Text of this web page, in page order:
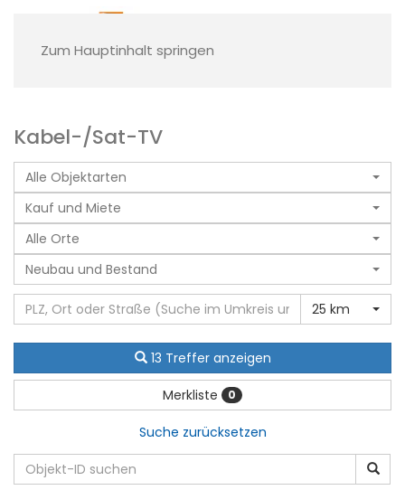
Zum Hauptinhalt springen
Kabel-/Sat-TV
Alle Objektarten
Kauf und Miete
Alle Orte
Neubau und Bestand
25 km
13 Treffer anzeigen
Merkliste 0
Suche zurücksetzen